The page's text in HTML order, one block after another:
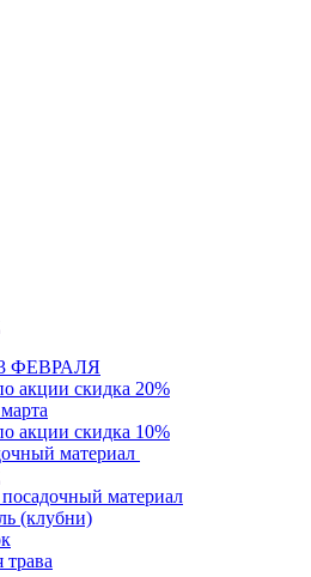
ФЕВРАЛЯ
акции скидка 20%
акции скидка 10%
материал
материал
(клубни)
трава